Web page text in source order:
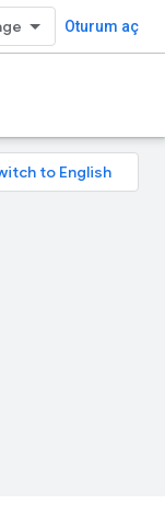
Oturum aç